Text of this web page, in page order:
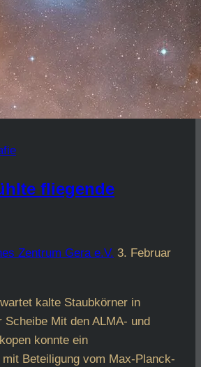
fliegende
Zentrum Gera e.V. 3. Februar
kalte Staubkörner in
Scheibe Mit den ALMA- und
konnte ein
Beteiligung vom Max-Planck-